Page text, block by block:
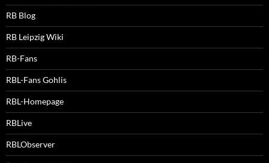
RB Blog
RB Leipzig Wiki
RB-Fans
RBL-Fans Gohlis
RBL-Homepage
RBLive
RBLObserver